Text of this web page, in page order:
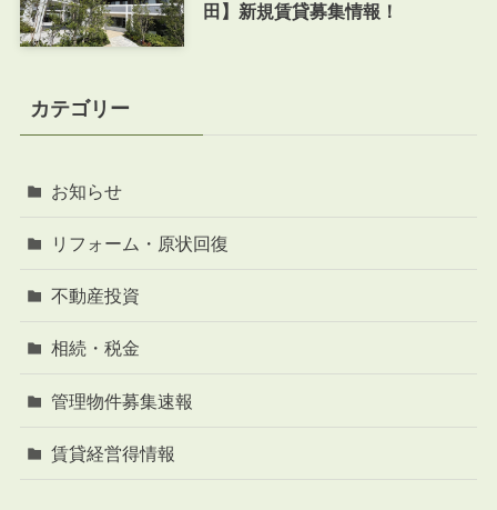
田】新規賃貸募集情報！
カテゴリー
お知らせ
リフォーム・原状回復
不動産投資
相続・税金
管理物件募集速報
賃貸経営得情報